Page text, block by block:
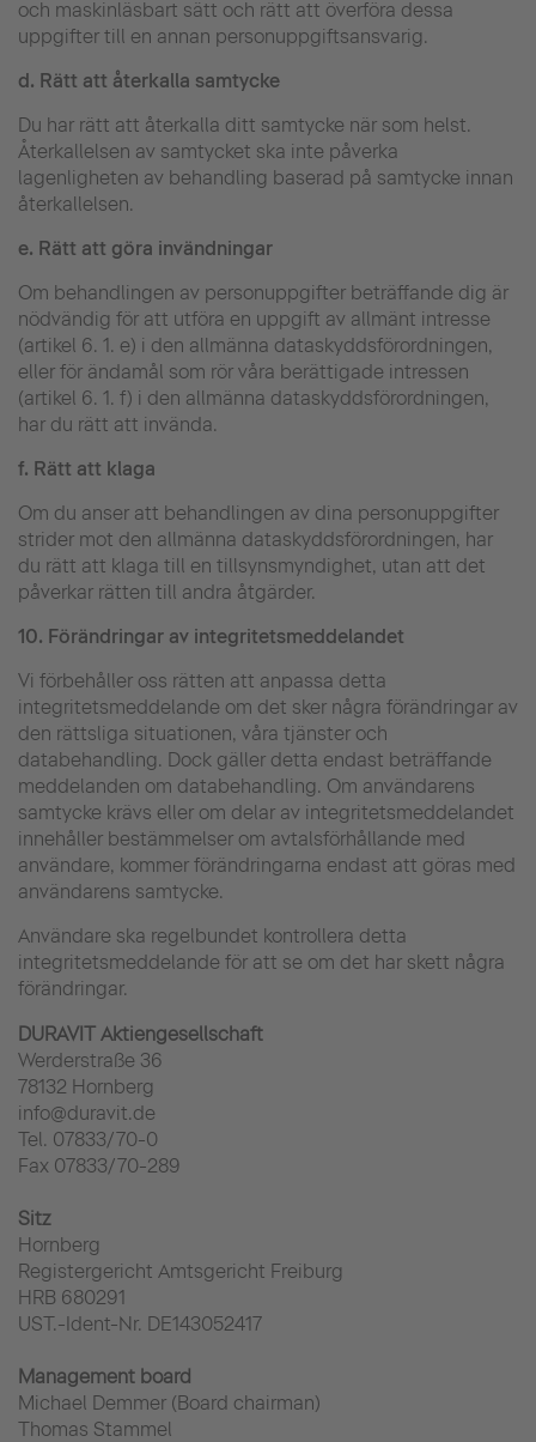
och maskinläsbart sätt och rätt att överföra dessa
uppgifter till en annan personuppgiftsansvarig.
d. Rätt att återkalla samtycke
Du har rätt att återkalla ditt samtycke när som helst.
Återkallelsen av samtycket ska inte påverka
lagenligheten av behandling baserad på samtycke innan
återkallelsen.
e. Rätt att göra invändningar
Om behandlingen av personuppgifter beträffande dig är
nödvändig för att utföra en uppgift av allmänt intresse
(artikel 6. 1. e) i den allmänna dataskyddsförordningen,
eller för ändamål som rör våra berättigade intressen
(artikel 6. 1. f) i den allmänna dataskyddsförordningen,
har du rätt att invända.
f. Rätt att klaga
Om du anser att behandlingen av dina personuppgifter
strider mot den allmänna dataskyddsförordningen, har
du rätt att klaga till en tillsynsmyndighet, utan att det
påverkar rätten till andra åtgärder.
10. Förändringar av integritetsmeddelandet
Vi förbehåller oss rätten att anpassa detta
integritetsmeddelande om det sker några förändringar av
den rättsliga situationen, våra tjänster och
databehandling. Dock gäller detta endast beträffande
meddelanden om databehandling. Om användarens
samtycke krävs eller om delar av integritetsmeddelandet
innehåller bestämmelser om avtalsförhållande med
användare, kommer förändringarna endast att göras med
användarens samtycke.
Användare ska regelbundet kontrollera detta
integritetsmeddelande för att se om det har skett några
förändringar.
DURAVIT Aktiengesellschaft
Werderstraße 36
78132 Hornberg
info@duravit.de
Tel. 07833/70-0
Fax 07833/70-289
Sitz
Hornberg
Registergericht Amtsgericht Freiburg
HRB 680291
UST.-Ident-Nr. DE143052417
Management board
Michael Demmer (Board chairman)
Thomas Stammel